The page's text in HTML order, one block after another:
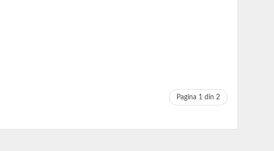
Pagina 1 din 2